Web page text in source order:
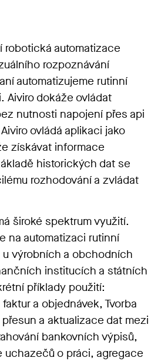
robotická automatizace
rozpoznávání
automatizujeme rutinní
Aiviro dokáže ovládat
nutnosti napojení přes api
ovládá aplikaci jako
získávat informace
historických dat se
rozhodování a zvládat
široké spektrum využití.
na automatizaci rutinní
výrobních a obchodních
institucích a státních
příklady použití:
a objednávek, Tvorba
a aktualizace dat mezi
bankovních výpisů,
uchazečů o práci, agregace